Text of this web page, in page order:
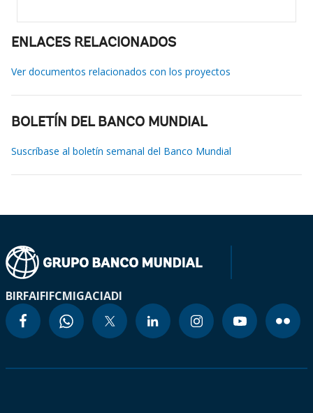
ENLACES RELACIONADOS
Ver documentos relacionados con los proyectos
BOLETÍN DEL BANCO MUNDIAL
Suscríbase al boletín semanal del Banco Mundial
BIRFAIFIFCMIGACIADI